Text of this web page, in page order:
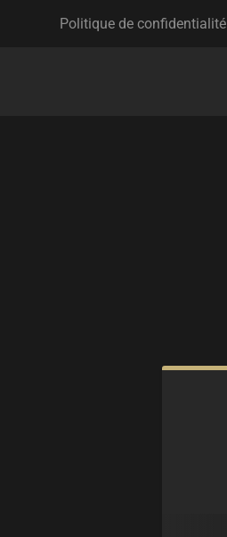
Politique de confidentialité